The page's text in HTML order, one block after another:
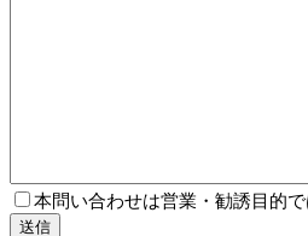
本問い合わせは営業・勧誘目的